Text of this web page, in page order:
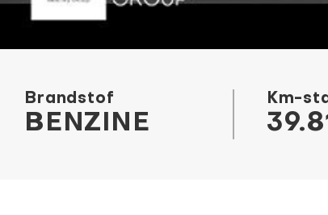
Brandstof
BENZINE
Km-